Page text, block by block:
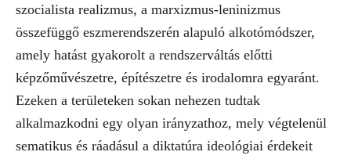
szocialista realizmus, a marxizmus-leninizmus
összefüggő eszmerendszerén alapuló alkotómódszer,
amely hatást gyakorolt a rendszerváltás előtti
képzőművészetre, építészetre és irodalomra egyaránt.
Ezeken a területeken sokan nehezen tudtak
alkalmazkodni egy olyan irányzathoz, mely végtelenül
sematikus és ráadásul a diktatúra ideológiai érdekeit